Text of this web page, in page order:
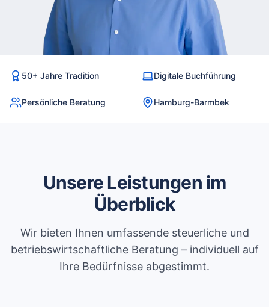
50+ Jahre Tradition Digitale Buchführung
Persönliche Beratung Hamburg-Barmbek
Unsere Leistungen im
Überblick
Wir bieten Ihnen umfassende steuerliche und
betriebswirtschaftliche Beratung – individuell auf
Ihre Bedürfnisse abgestimmt.